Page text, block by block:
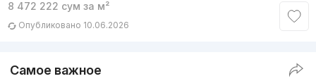
8 472 222 сум за м²
Опубликовано 10.06.2026
Самое важное